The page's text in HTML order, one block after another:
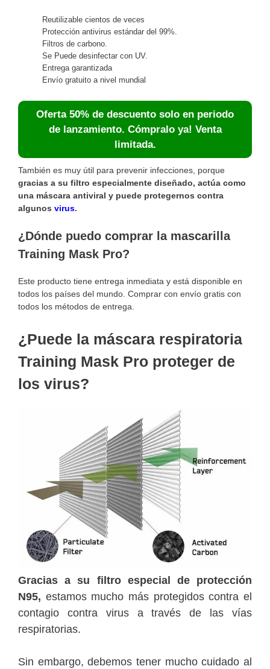
Reutilizable cientos de veces
Protección antivirus estándar del 99%.
Filtros de carbono.
Se Puede desinfectar con UV.
Entrega garantizada
Envío gratuito a nivel mundial
Oferta 50% de descuento solo en periodo
de lanzamiento. Cómpralo ya! Venta
limitada.
También es muy útil para prevenir infecciones, porque
gracias a su filtro especialmente diseñado, actúa como
una máscara antiviral y puede protegernos contra
algunos virus.
¿Dónde puedo comprar la mascarilla
Training Mask Pro?
Este producto tiene entrega inmediata y está disponible en
todos los países del mundo. Comprar con envío gratis con
todos los métodos de entrega.
¿Puede la máscara respiratoria
Training Mask Pro proteger de
los virus?
Gracias a su filtro especial de protección
N95, estamos mucho más protegidos contra el
contagio contra virus a través de las vías
respiratorias.
Sin embargo, debemos tener mucho cuidado al